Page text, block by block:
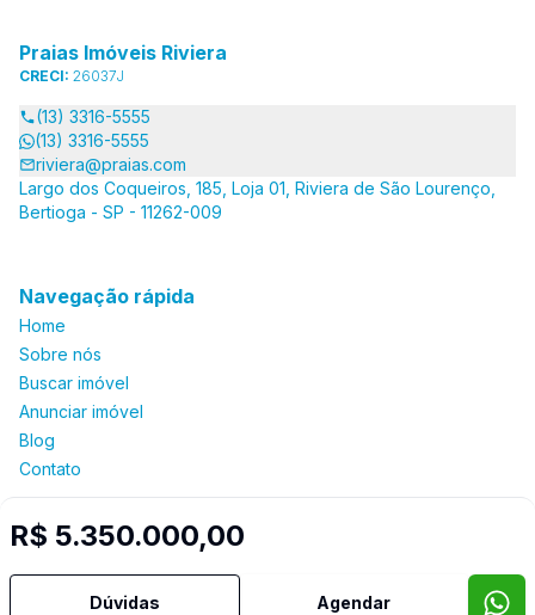
R$ 5.350.000,00
Dúvidas Agendar
Praias Imóveis Riviera
CRECI: 26037J
(13) 3316-5555
(13) 3316-5555
riviera@praias.com
Largo dos Coqueiros, 185, Loja 01, Riviera de São Lourenço,
Bertioga - SP - 11262-009
Navegação rápida
Home
Sobre nós
Buscar imóvel
Anunciar imóvel
Blog
Contato
Selo de Tecnologia Loft